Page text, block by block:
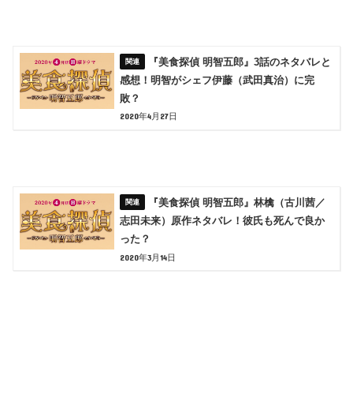
『美食探偵 明智五郎』3話のネタバレと
感想！明智がシェフ伊藤（武田真治）に完
敗？
2020年4月27日
『美食探偵 明智五郎』林檎（古川茜／
志田未来）原作ネタバレ！彼氏も死んで良か
った？
2020年3月14日